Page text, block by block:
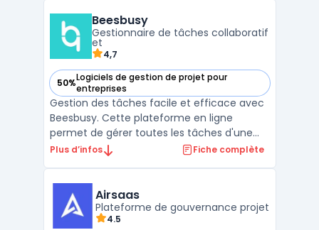
temps réel des projets et des capacités
disponibles, sans ...
Beesbusy
Gestionnaire de tâches collaboratif
et
4,7
50%Logiciels de gestion de projet pour
entreprises
— voir Beesbusy dans cette catégorie
Gestion des tâches facile et efficace avec
Beesbusy. Cette plateforme en ligne
permet de gérer toutes les tâches d'une
équipe tout en suivant l'avancement de
du temps, la collaboration et la
communication entre le ...
Plus d’infos Fiche complète
Airsaas
Plateforme de gouvernance projet
4.5